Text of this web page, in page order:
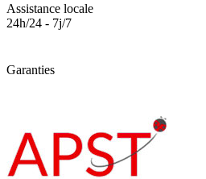
Assistance locale
24h/24 - 7j/7
Garanties